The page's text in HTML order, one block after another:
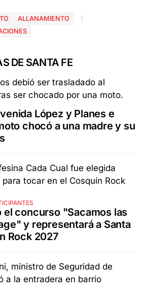
ALLANAMIENTO
DE SANTA FE
López y Planes e
chocó a una madre y su
el concurso "Sacamos las
y representará a Santa
Rock 2027